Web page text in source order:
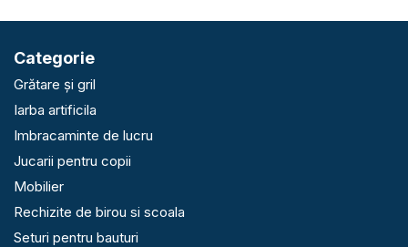
Categorie
Grătare și gril
Iarba artificila
Imbracaminte de lucru
Jucarii pentru copii
Mobilier
Rechizite de birou si scoala
Seturi pentru bauturi